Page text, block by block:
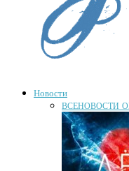
Новости
ВСЕНОВОСТИ